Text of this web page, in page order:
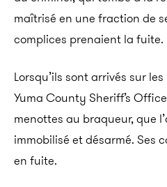
maîtrisé en une fraction de
complices prenaient la fuite.
Lorsqu’ils sont arrivés sur
Yuma County Sheriff’s
menottes au braqueur, que
immobilisé et désarmé. Ses
en fuite.